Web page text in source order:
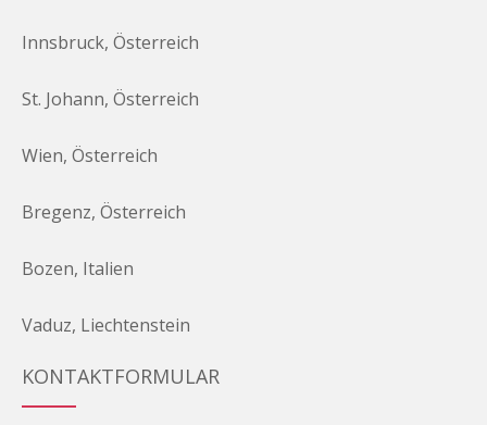
Innsbruck, Österreich
St. Johann, Österreich
Wien, Österreich
Bregenz, Österreich
Bozen, Italien
Vaduz, Liechtenstein
KONTAKTFORMULAR